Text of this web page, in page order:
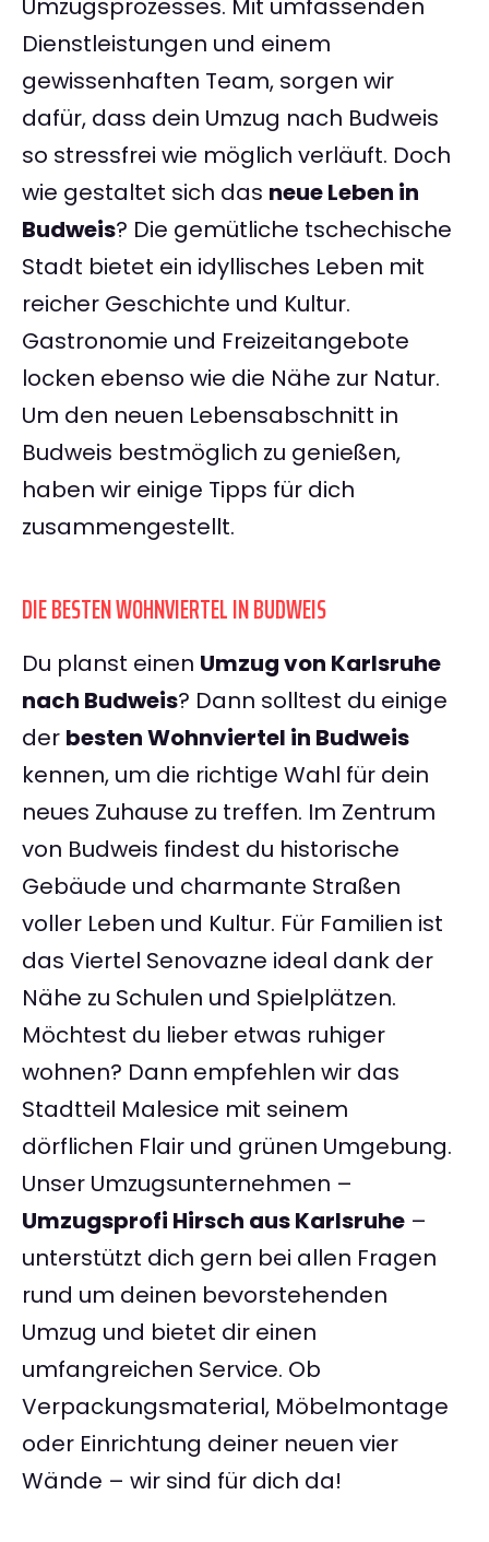
Umzugsprozesses. Mit umfassenden
Dienstleistungen und einem
gewissenhaften Team, sorgen wir
dafür, dass dein Umzug nach Budweis
so stressfrei wie möglich verläuft. Doch
wie gestaltet sich das neue Leben in
Budweis? Die gemütliche tschechische
Stadt bietet ein idyllisches Leben mit
reicher Geschichte und Kultur.
Gastronomie und Freizeitangebote
locken ebenso wie die Nähe zur Natur.
Um den neuen Lebensabschnitt in
Budweis bestmöglich zu genießen,
haben wir einige Tipps für dich
zusammengestellt.
DIE BESTEN WOHNVIERTEL IN BUDWEIS
Du planst einen Umzug von Karlsruhe
nach Budweis? Dann solltest du einige
der besten Wohnviertel in Budweis
kennen, um die richtige Wahl für dein
neues Zuhause zu treffen. Im Zentrum
von Budweis findest du historische
Gebäude und charmante Straßen
voller Leben und Kultur. Für Familien ist
das Viertel Senovazne ideal dank der
Nähe zu Schulen und Spielplätzen.
Möchtest du lieber etwas ruhiger
wohnen? Dann empfehlen wir das
Stadtteil Malesice mit seinem
dörflichen Flair und grünen Umgebung.
Unser Umzugsunternehmen –
Umzugsprofi Hirsch aus Karlsruhe –
unterstützt dich gern bei allen Fragen
rund um deinen bevorstehenden
Umzug und bietet dir einen
umfangreichen Service. Ob
Verpackungsmaterial, Möbelmontage
oder Einrichtung deiner neuen vier
Wände – wir sind für dich da!